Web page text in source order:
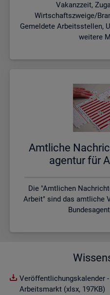
Vakanzzeit,
Wirtschaftszweige/
Gemeldete Arbeitsstellen,
weitere
Amt­li­che
agen­tur für
Die "Amtlichen
Arbeit" sind das amtliche
Veröffentlichungskalender
Arbeitsmarkt (xlsx, 197KB)